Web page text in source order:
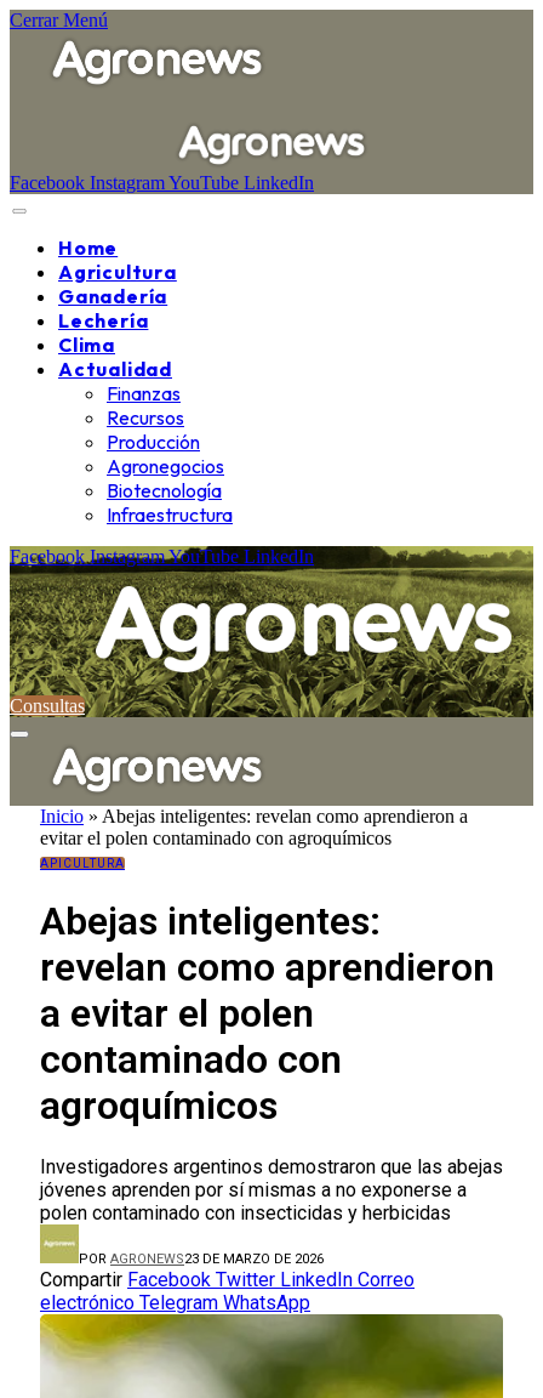
Cerrar Menú
Facebook InstagramYouTube LinkedIn
Home
Agricultura
Ganadería
Lechería
Clima
Actualidad
Finanzas
Recursos
Producción
Agronegocios
Biotecnología
Infraestructura
Facebook InstagramYouTube LinkedIn
Consultas
Inicio » Abejas inteligentes: revelan como aprendieron a
evitar el polen contaminado con agroquímicos
APICULTURA
Abejas inteligentes:
revelan como aprendieron
a evitar el polen
contaminado con
agroquímicos
Investigadores argentinos demostraron que las abejas
jóvenes aprenden por sí mismas a no exponerse a
polen contaminado con insecticidas y herbicidas
POR AGRONEWS23 DE MARZO DE 2026
Compartir Facebook Twitter LinkedIn Correo
electrónico Telegram WhatsApp